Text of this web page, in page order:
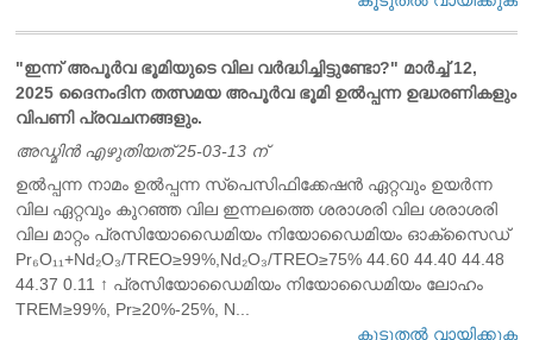
"ഇന്ന് അപൂർവ ഭൂമിയുടെ വില വർദ്ധിച്ചിട്ടുണ്ടോ?" മാർച്ച് 12,
2025 ദൈനംദിന തത്സമയ അപൂർവ ഭൂമി ഉൽപ്പന്ന ഉദ്ധരണികളും
വിപണി പ്രവചനങ്ങളും.
അഡ്മിൻ എഴുതിയത് 25-03-13 ന്
ഉൽപ്പന്ന നാമം ഉൽപ്പന്ന സ്പെസിഫിക്കേഷൻ ഏറ്റവും ഉയർന്ന
വില ഏറ്റവും കുറഞ്ഞ വില ഇന്നലത്തെ ശരാശരി വില ശരാശരി
വില മാറ്റം പ്രസിയോഡൈമിയം നിയോഡൈമിയം ഓക്സൈഡ്
Pr₆O₁₁+Nd₂O₃/TREO≥99%,Nd₂O₃/TREO≥75% 44.60 44.40 44.48
44.37 0.11 ↑ പ്രസിയോഡൈമിയം നിയോഡൈമിയം ലോഹം
TREM≥99%, Pr≥20%-25%, N...
കൂടുതൽ വായിക്കുക